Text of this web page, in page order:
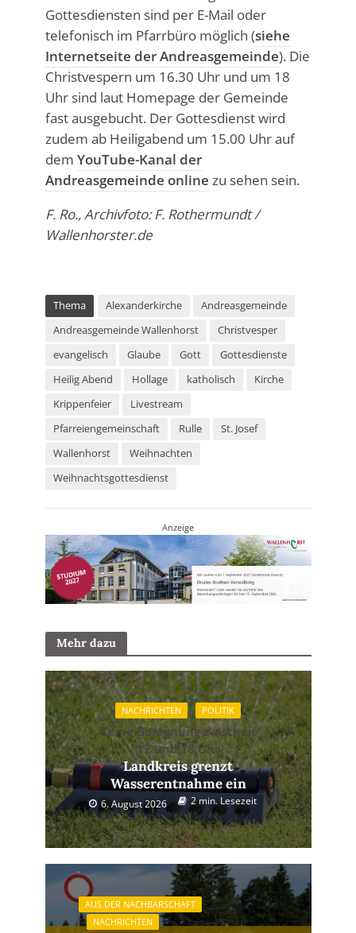
Gottesdiensten sind per E-Mail oder
telefonisch im Pfarrbüro möglich (siehe
Internetseite der Andreasgemeinde). Die
Christvespern um 16.30 Uhr und um 18
Uhr sind laut Homepage der Gemeinde
fast ausgebucht. Der Gottesdienst wird
zudem ab Heiligabend um 15.00 Uhr auf
dem YouTube-Kanal der
Andreasgemeinde online zu sehen sein.
F. Ro., Archivfoto: F. Rothermundt /
Wallenhorster.de
Thema Alexanderkirche
Andreasgemeinde
Andreasgemeinde Wallenhorst
Christvesper
evangelisch
Glaube Gott
Gottesdienste
Heilig Abend
Hollage katholisch
Kirche
Krippenfeier
Livestream
Pfarreiengemeinschaft
Rulle
St. Josef
Wallenhorst
Weihnachten
Weihnachtsgottesdienst
Anzeige
Mehr dazu
NACHRICHTEN POLITIK
Keine Beregnung zwischen
12 und 18 Uhr
Landkreis grenzt
Wasserentnahme ein
6. August 2026 2 min. Lesezeit
AUS DER NACHBARSCHAFT
NACHRICHTEN